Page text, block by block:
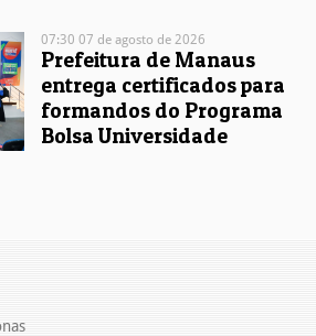
07:30 07 de agosto de 2026
Prefeitura de Manaus
entrega certificados para
formandos do Programa
Bolsa Universidade